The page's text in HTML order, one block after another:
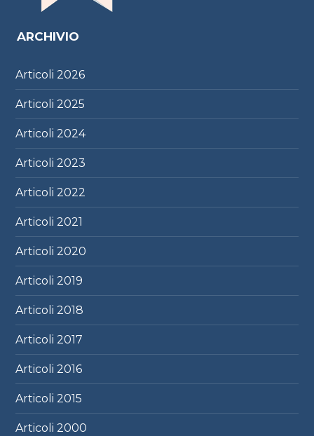
ARCHIVIO
Articoli2026
Articoli2025
Articoli2024
Articoli2023
Articoli2022
Articoli2021
Articoli2020
Articoli2019
Articoli2018
Articoli2017
Articoli2016
Articoli2015
Articoli2000